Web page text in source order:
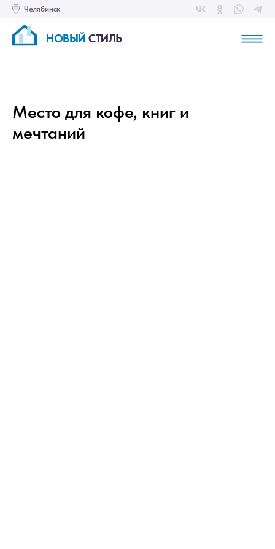
Челябинск
НОВЫЙ СТИЛЬ
Место для кофе, книг и
мечтаний